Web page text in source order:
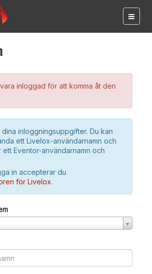
inloggad för att komma åt den
inloggningsuppgifter. Du kan
ett Livelox-användarnamn och
Eventor-användarnamn och
in accepterar du
för Livelox.